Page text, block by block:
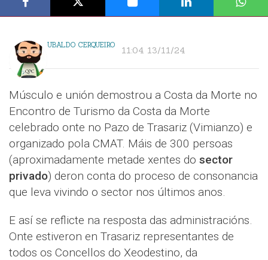
UBALDO CERQUEIRO 11:04 13/11/24
Músculo e unión demostrou a Costa da Morte no
Encontro de Turismo da Costa da Morte
celebrado onte no Pazo de Trasariz (Vimianzo) e
organizado pola CMAT. Máis de 300 persoas
(aproximadamente metade xentes do sector
privado) deron conta do proceso de consonancia
que leva vivindo o sector nos últimos anos.
E así se reflicte na resposta das administracións.
Onte estiveron en Trasariz representantes de
todos os Concellos do Xeodestino, da